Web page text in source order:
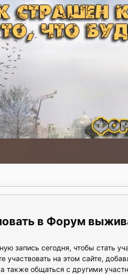
Форум
запись сегодня, чтобы стать
на этом сайте,
также общаться с другими